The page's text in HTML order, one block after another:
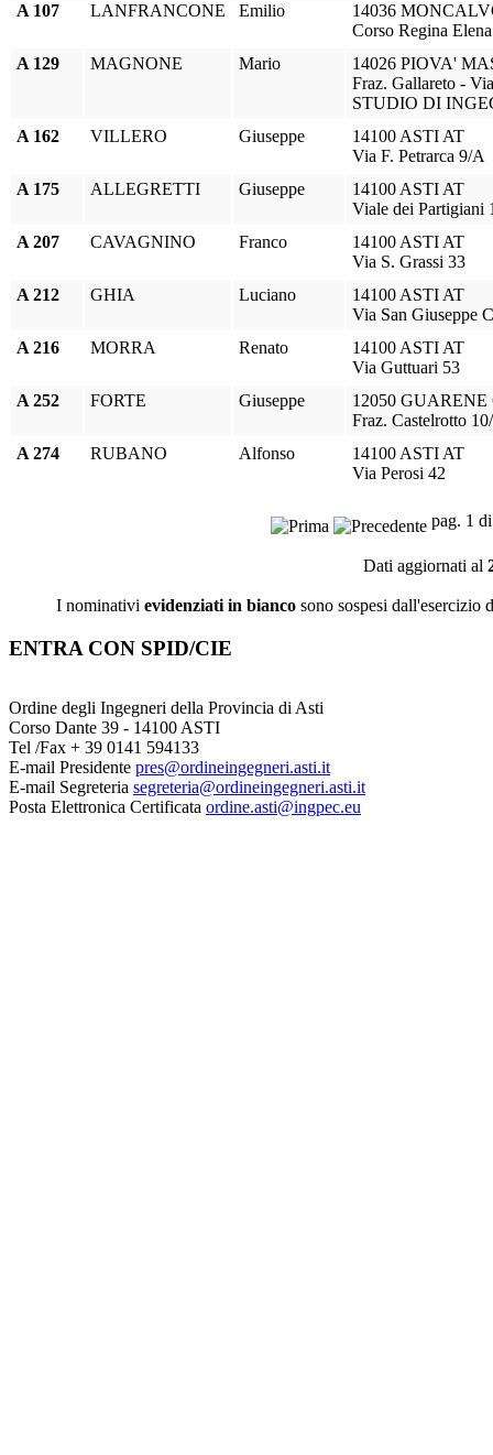
A 107
LANFRANCONE Emilio
14036
Corso Regina
A 129
MAGNONE Mario
14026 PIOVA'
Fraz. Gallareto -
STUDIO DI
A 162
VILLERO Giuseppe
14100 ASTI AT
Via F. Petrarca 9/A
A 175
ALLEGRETTI Giuseppe
14100 ASTI AT
Viale dei Partigiani
A 207
CAVAGNINO Franco
14100 ASTI AT
Via S. Grassi 33
A 212
GHIA Luciano
14100 ASTI AT
Via San Giuseppe
A 216
MORRA Renato
14100 ASTI AT
Via Guttuari 53
A 252
FORTE Giuseppe
12050 GUARENE
Fraz. Castelrotto
A 274
RUBANO Alfonso
14100 ASTI AT
Via Perosi 42
pag. 1
Dati aggiornati al
I nominativi evidenziati in bianco sono sospesi dall'esercizio
ENTRA CON SPID/CIE
Ordine degli Ingegneri della Provincia di Asti
Corso Dante 39 - 14100 ASTI
Tel /Fax + 39 0141 594133
E-mail Presidente pres@ordineingegneri.asti.it
E-mail Segreteria segreteria@ordineingegneri.asti.it
Posta Elettronica Certificata ordine.asti@ingpec.eu